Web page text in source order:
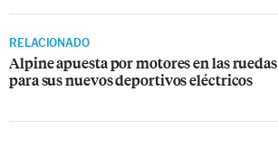
RELACIONADO
Alpine apuesta por motores en las ruedas
para sus nuevos deportivos eléctricos